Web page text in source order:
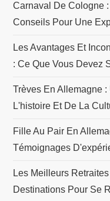
r
t
i
c
l
e
Carnaval De Cologne
Conseils Pour Une
Les Avantages Et
: Ce Que Vous Devez
Trèves En Allemagne
L'histoire Et De La
Fille Au Pair En
Témoignages
Les Meilleurs
Destinations Pour Se